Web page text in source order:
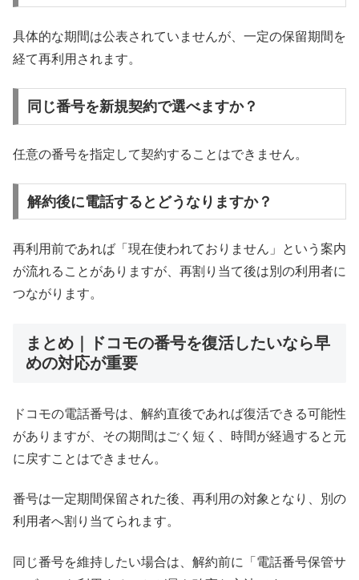
具体的な期間は公表されていませんが、一定の保留期間を
経て再利用されます。
同じ番号を新規契約で選べますか？
任意の番号を指定して契約することはできません。
解約後に電話するとどうなりますか？
再利用前であれば「現在使われておりません」という案内
が流れることがありますが、再割り当て後は別の利用者に
つながります。
まとめ｜ドコモの番号を復活したいなら早
めの対応が重要
ドコモの電話番号は、解約直後であれば復活できる可能性
がありますが、その期間はごく短く、時間が経過すると元
に戻すことはできません。
番号は一定期間保留された後、再利用の対象となり、別の
利用者へ割り当てられます。
同じ番号を維持したい場合は、解約前に「電話番号保管サ